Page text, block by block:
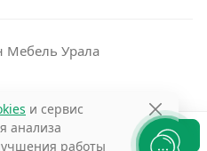
Мебель Урала
и сервис
анализа
работы